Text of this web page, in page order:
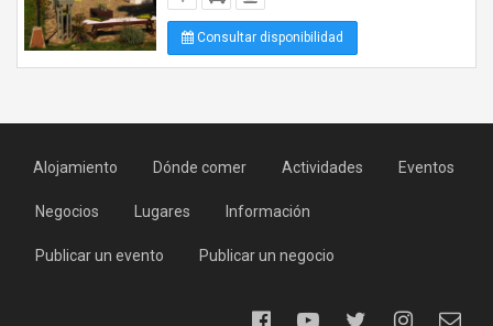
Consultar disponibilidad
Alojamiento Dónde comer Actividades Eventos
Negocios Lugares Información
Publicar un evento Publicar un negocio